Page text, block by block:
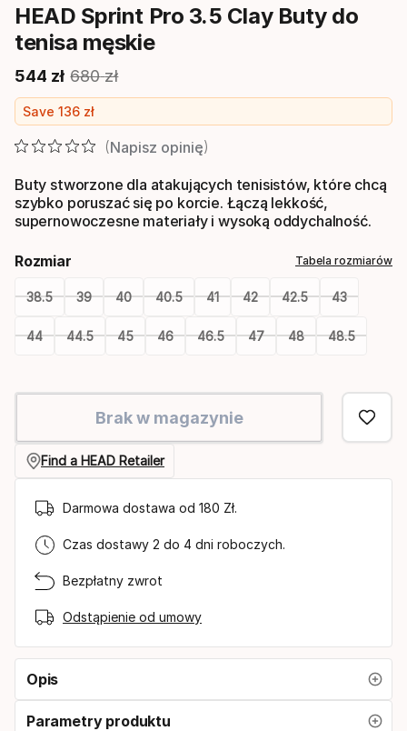
HEAD Sprint Pro 3.5 Clay Buty do
tenisa męskie
544 zł
Cena końcowa
680 zł
Oryginalna cena
Save 136 zł
Napisz opinię
Buty stworzone dla atakujących tenisistów, które chcą
szybko poruszać się po korcie. Łączą lekkość,
supernowoczesne materiały i wysoką oddychalność.
Rozmiar Tabela rozmiarów
38.5 39 40 40.5 41 42 42.5 43
44 44.5 45 46 46.5 47 48 48.5
select
rozmiar
Brak w magazynie
Find a HEAD Retailer
Darmowa dostawa od 180 Zł.
Czas dostawy 2 do 4 dni roboczych.
Bezpłatny zwrot
Odstąpienie od umowy
Opis
Parametry produktu